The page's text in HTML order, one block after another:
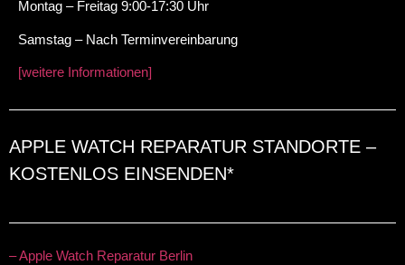
Montag – Freitag 9:00-17:30 Uhr
Samstag – Nach Terminvereinbarung
[weitere Informationen]
APPLE WATCH REPARATUR STANDORTE –
KOSTENLOS EINSENDEN*
– Apple Watch Reparatur Berlin